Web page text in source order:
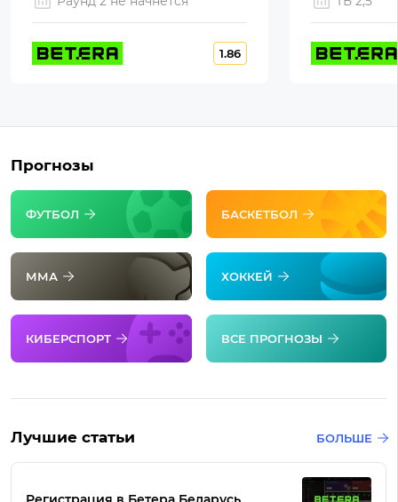
1.86
Прогнозы
ФУТБОЛ БАСКЕТБОЛ
ММА ХОККЕЙ
КИБЕРСПОРТ ВСЕ ПРОГНОЗЫ
Лучшие статьи БОЛЬШЕ